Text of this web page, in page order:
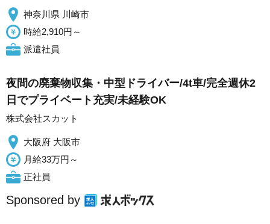
神奈川県 川崎市
時給2,910円～
派遣社員
夜間の廃棄物収集・中型ドライバー/4t車/完全週休2
日でプライベート充実/未経験OK
株式会社スカット
大阪府 大阪市
月給33万円～
正社員
Sponsored by